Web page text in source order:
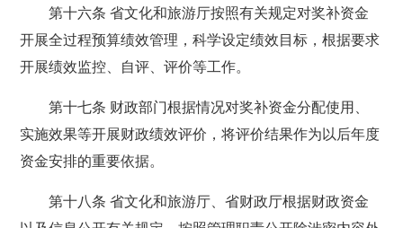
第十六条 省文化和旅游厅按照有关规定对奖补资金
开展全过程预算绩效管理，科学设定绩效目标，根据要求
开展绩效监控、自评、评价等工作。
第十七条 财政部门根据情况对奖补资金分配使用、
实施效果等开展财政绩效评价，将评价结果作为以后年度
资金安排的重要依据。
第十八条 省文化和旅游厅、省财政厅根据财政资金